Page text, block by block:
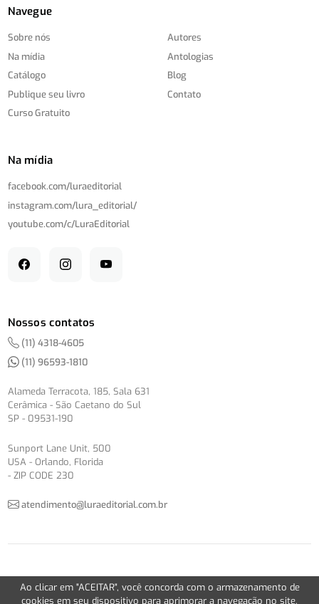
Navegue
Sobre nós
Na mídia
Catálogo
Publique seu livro
Curso Gratuito
Autores
Antologias
Blog
Contato
Na mídia
facebook.com/luraeditorial
instagram.com/lura_editorial/
youtube.com/c/LuraEditorial
Nossos contatos
(11) 4318-4605
(11) 96593-1810
Alameda Terracota, 185, Sala 631
Cerâmica - São Caetano do Sul
SP - 09531-190
Sunport Lane Unit, 500
USA - Orlando, Florida
- ZIP CODE 230
atendimento@luraeditorial.com.br
© Copyright 2012-2026 -Política de Privacidade
Version 2.5.1
Ao clicar em "ACEITAR", você concorda com o armazenamento de
cookies em seu dispositivo para aprimorar a navegação no site,